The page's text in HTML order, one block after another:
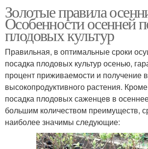
Золотые правила
Особенности осенней
плодовых культур
Правильная, в оптимальные сроки
посадка плодовых культур осенью,
процент приживаемости и получение
высокопродуктивного растения.
посадка плодовых саженцев в
большим количеством преимуществ,
наиболее значимы следующие: